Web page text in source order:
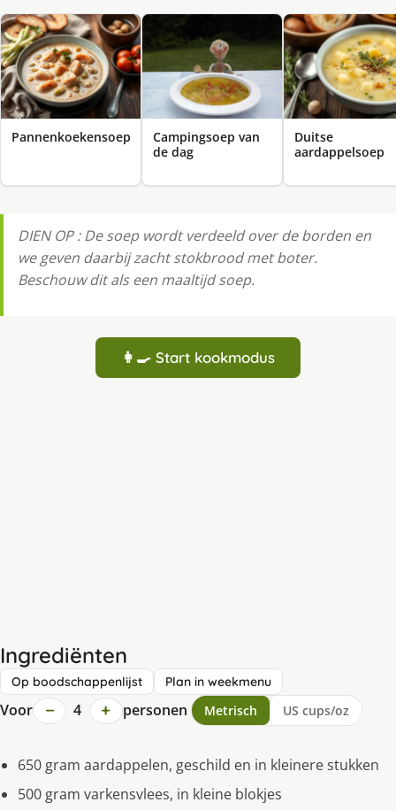
Pannenkoekensoep
Campingsoep van
de dag
Duitse
aardappelsoep
DIEN OP : De soep wordt verdeeld over de borden en
we geven daarbij zacht stokbrood met boter.
Beschouw dit als een maaltijd soep.
👩‍🍳 Start kookmodus
Ingrediënten
Op boodschappenlijst Plan in weekmenu
Voor − 4 + personen Metrisch US cups/oz
650 gram aardappelen, geschild en in kleinere stukken
500 gram varkensvlees, in kleine blokjes